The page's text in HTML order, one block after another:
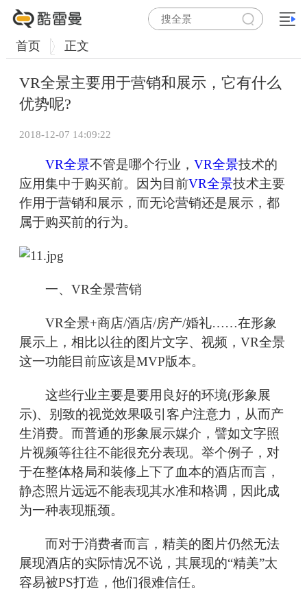
首页 正文
VR全景主要用于营销和展示，它有什么
优势呢?
2018-12-07 14:09:22
VR全景不管是哪个行业， VR全景技术的
应用集中于购买前。因为目前VR全景技术主要
作用于营销和展示，而无论营销还是展示，都
属于购买前的行为。
一、VR全景营销
VR全景+商店/酒店/房产/婚礼……在形象
展示上，相比以往的图片文字、视频，VR全景
这一功能目前应该是MVP版本。
这些行业主要是要用良好的环境(形象展
示)、别致的视觉效果吸引客户注意力，从而产
生消费。而普通的形象展示媒介，譬如文字照
片视频等往往不能很充分表现。举个例子，对
于在整体格局和装修上下了血本的酒店而言，
静态照片远远不能表现其水准和格调，因此成
为一种表现瓶颈。
而对于消费者而言，精美的图片仍然无法
展现酒店的实际情况不说，其展现的“精美”太
容易被PS打造，他们很难信任。